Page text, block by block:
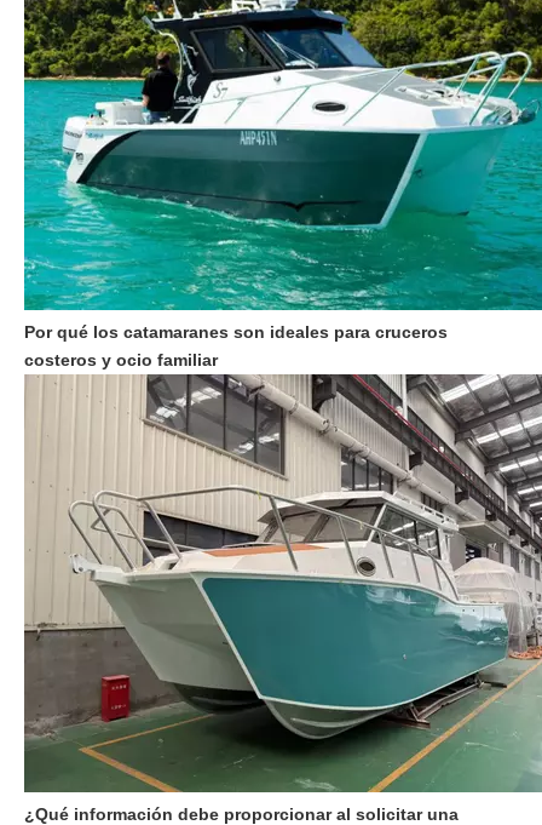
Por qué los catamaranes son ideales para cruceros
costeros y ocio familiar
¿Qué información debe proporcionar al solicitar una